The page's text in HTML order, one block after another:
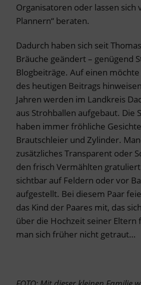
Organisatoren oder lassen sich
Plannern“ beraten.
Dadurch haben sich seit
Bräuche geändert – genügend
Blogbeiträge. Auf einen
des heutigen Beitrags
Jahren werden im Landkreis
aus Strohballen aufgebaut. Die
haben immer fröhliche
Brautschleier und Zylinder.
zusätzliches Transparent oder
den frisch Vermählten
sichtbar auf Feldern oder vor
aufgestellt. Bei diesem Paar
das Kind der Paares mit, das
über die Hochzeit seiner Eltern
man sich früher nicht getraut…